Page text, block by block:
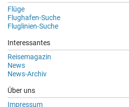
Flüge
Flughafen-Suche
Fluglinien-Suche
Interessantes
Reisemagazin
News
News-Archiv
Über uns
Impressum